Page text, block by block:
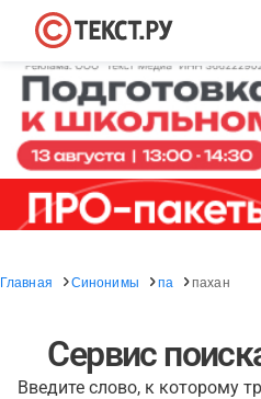
Главная Синонимы па пахан
Сервис
Введите слово, к которому